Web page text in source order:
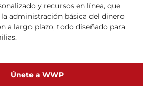
y recursos en línea, que
administración básica del dinero
a largo plazo, todo diseñado para
Únete a WWP